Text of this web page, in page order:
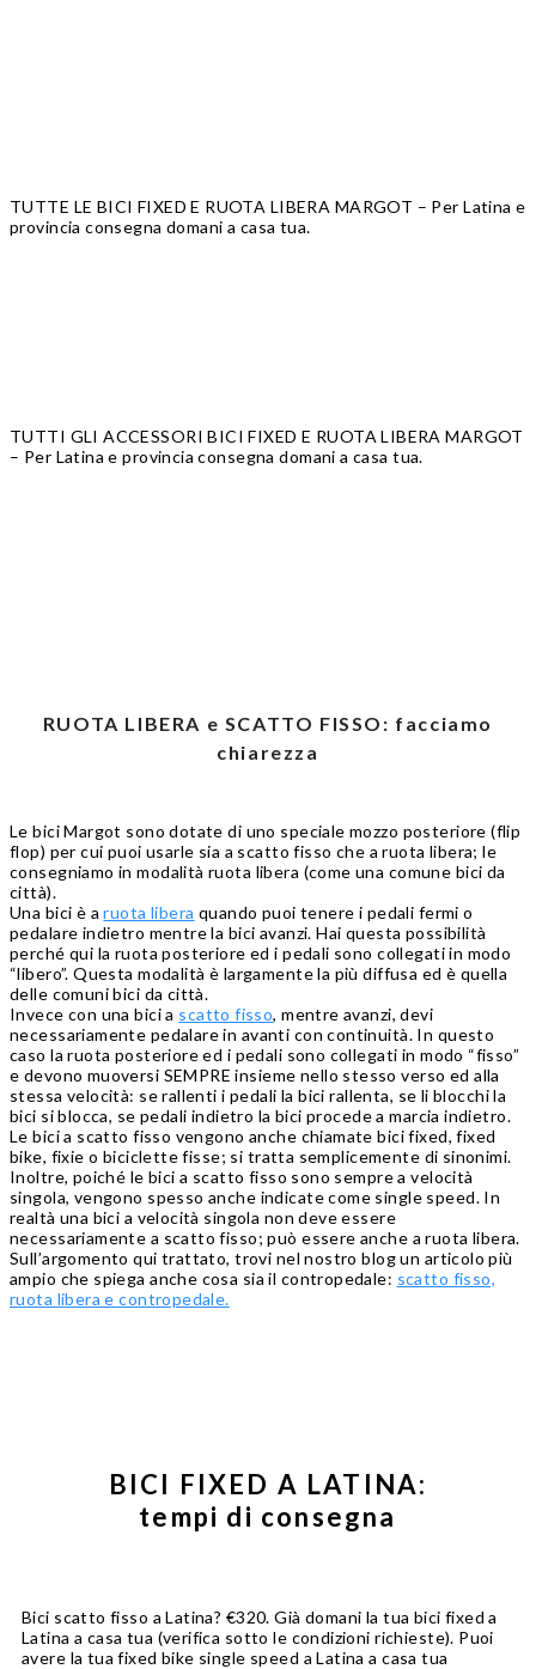
TUTTE LE BICI FIXED E RUOTA LIBERA MARGOT – Per Latina e
provincia consegna domani a casa tua.
TUTTI GLI ACCESSORI BICI FIXED E RUOTA LIBERA MARGOT
– Per Latina e provincia consegna domani a casa tua.
RUOTA LIBERA e SCATTO FISSO: facciamo
chiarezza
Le bici Margot sono dotate di uno speciale mozzo posteriore (flip
flop) per cui puoi usarle sia a scatto fisso che a ruota libera; le
consegniamo in modalità ruota libera (come una comune bici da
città).
Una bici è aruota libera quando puoi tenere i pedali fermi o
pedalare indietro mentre la bici avanzi. Hai questa possibilità
perché qui la ruota posteriore ed i pedali sono collegati in modo
“libero”. Questa modalità è largamente la più diffusa ed è quella
delle comuni bici da città.
Invece con una bici a scatto fisso, mentre avanzi, devi
necessariamente pedalare in avanti con continuità. In questo
caso la ruota posteriore ed i pedali sono collegati in modo “fisso”
e devono muoversi SEMPRE insieme nello stesso verso ed alla
stessa velocità: se rallenti i pedali la bici rallenta, se li blocchi la
bici si blocca, se pedali indietro la bici procede a marcia indietro.
Le bici a scatto fisso vengono anche chiamate bici fixed, fixed
bike, fixie o biciclette fisse; si tratta semplicemente di sinonimi.
Inoltre, poiché le bici a scatto fisso sono sempre a velocità
singola, vengono spesso anche indicate come single speed. In
realtà una bici a velocità singola non deve essere
necessariamente a scatto fisso; può essere anche a ruota libera.
Sull’argomento qui trattato, trovi nel nostro blog un articolo più
ampio che spiega anche cosa sia il contropedale: scatto fisso,
ruota libera e contropedale.
BICI FIXED A LATINA:
tempi di consegna
Bici scatto fisso a Latina? €320. Già domani la tua bici fixed a
Latina a casa tua (verifica sotto le condizioni richieste). Puoi
avere la tua fixed bike single speed a Latina a casa tua